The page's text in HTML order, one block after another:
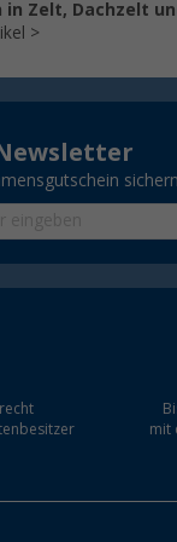
in Zelt, Dachzelt
sichern
mit